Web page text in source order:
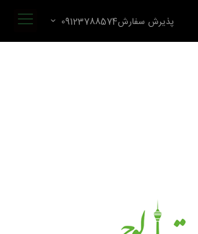
پذیرش سفارش09123788574